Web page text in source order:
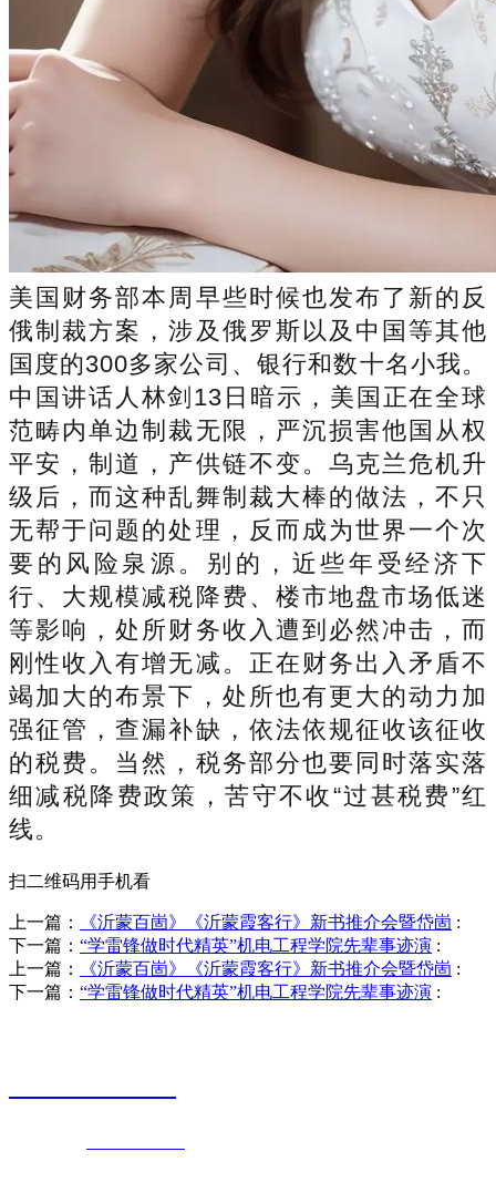
美国财务部本周早些时候也发布了新的反
俄制裁方案，涉及俄罗斯以及中国等其他
国度的300多家公司、银行和数十名小我。
中国讲话人林剑13日暗示，美国正在全球
范畴内单边制裁无限，严沉损害他国从权
平安，制道，产供链不变。乌克兰危机升
级后，而这种乱舞制裁大棒的做法，不只
无帮于问题的处理，反而成为世界一个次
要的风险泉源。别的，近些年受经济下
行、大规模减税降费、楼市地盘市场低迷
等影响，处所财务收入遭到必然冲击，而
刚性收入有增无减。正在财务出入矛盾不
竭加大的布景下，处所也有更大的动力加
强征管，查漏补缺，依法依规征收该征收
的税费。当然，税务部分也要同时落实落
细减税降费政策，苦守不收“过甚税费”红
线。
扫二维码用手机看
上一篇： 《沂蒙百崮》《沂蒙霞客行》新书推介会暨岱崮 :
下一篇： “学雷锋做时代精英”机电工程学院先辈事迹演 :
上一篇：
《沂蒙百崮》《沂蒙霞客行》新书推介会暨岱崮 :
下一篇： “学雷锋做时代精英”机电工程学院先辈事迹演 :